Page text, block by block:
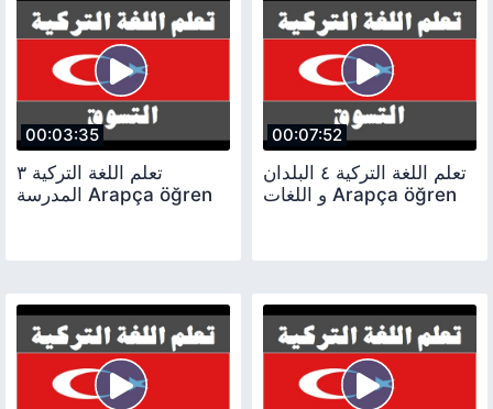
00:03:35
تعلم اللغة التركية ٣
المدرسة Arapça öğren
00:07:52
تعلم اللغة التركية ٤ البلدان
و اللغات Arapça öğren